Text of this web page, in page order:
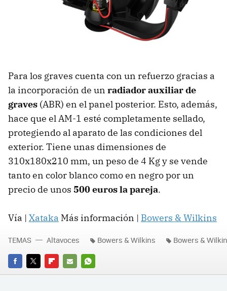
Para los graves cuenta con un refuerzo gracias a
la incorporación de un radiador auxiliar de
graves (ABR) en el panel posterior. Esto, además,
hace que el AM-1 esté completamente sellado,
protegiendo al aparato de las condiciones del
exterior. Tiene unas dimensiones de
310x180x210 mm, un peso de 4 Kg y se vende
tanto en color blanco como en negro por un
precio de unos 500 euros la pareja.
Vía | Xataka Más información | Bowers & Wilkins
FACEBOOK
TWITTERFLIPBOARD
E-
WHATSAPP
TEMAS Altavoces Bowers & Wilkins Bowers &